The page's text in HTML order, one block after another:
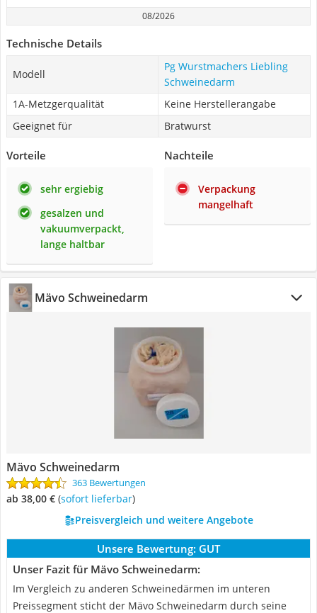
08/2026
Technische Details
Modell
Pg Wurstmachers Liebling
Schweinedarm
1A-Metzgerqualität
Keine Herstellerangabe
Geeignet für
Bratwurst
Vorteile
sehr ergiebig
gesalzen und
vakuumverpackt,
lange haltbar
Nachteile
Verpackung
mangelhaft
Mävo Schweinedarm
Mävo Schweinedarm
363 Bewertungen
ab 38,00 € ( Sofort lieferbar)
Preisvergleich und weitere Angebote
Unsere Bewertung: GUT
Unser Fazit für Mävo Schweinedarm:
Im Vergleich zu anderen Schweinedärmen im unteren
Preissegment sticht der Mävo Schweinedarm durch seine